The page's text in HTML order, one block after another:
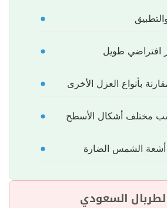
افتراضي طويل
بأنواع العزل الأخرى
مختلف أشكال الأسطح
أشعة الشمس الضارة
السعودي